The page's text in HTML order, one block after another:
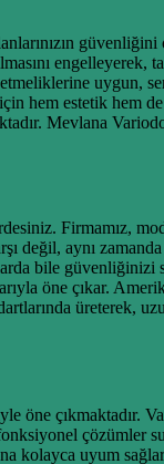
uygun,
hem estetik hem
Mevlana
Firmamız,
değil, aynı
bile
öne çıkar.
üreterek,
çıkmaktadır.
çözümler
kolayca uyum